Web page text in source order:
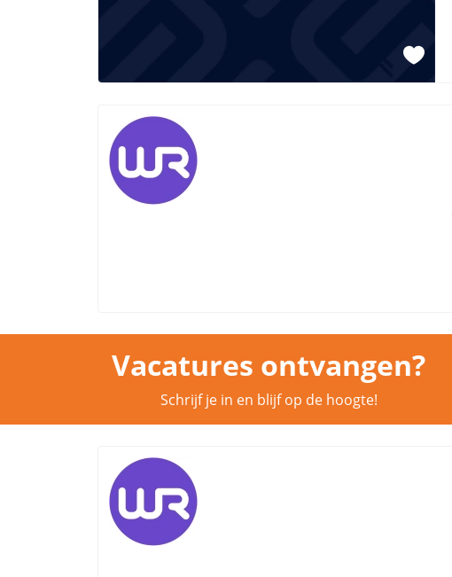
Vacatures ontvangen?
Schrijf je in en blijf op de hoogte!